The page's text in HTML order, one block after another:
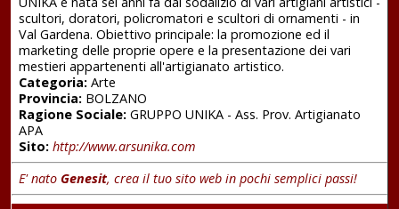
scultori, doratori, policromatori e scultori di ornamenti - in
Val Gardena. Obiettivo principale: la promozione ed il
marketing delle proprie opere e la presentazione dei vari
mestieri appartenenti all'artigianato artistico.
Categoria:Arte
Provincia:BOLZANO
Ragione Sociale:GRUPPO UNIKA - Ass. Prov. Artigianato
APA
Sito: http://www.arsunika.com
E' nato Genesit, crea il tuo sito web in pochi semplici passi!